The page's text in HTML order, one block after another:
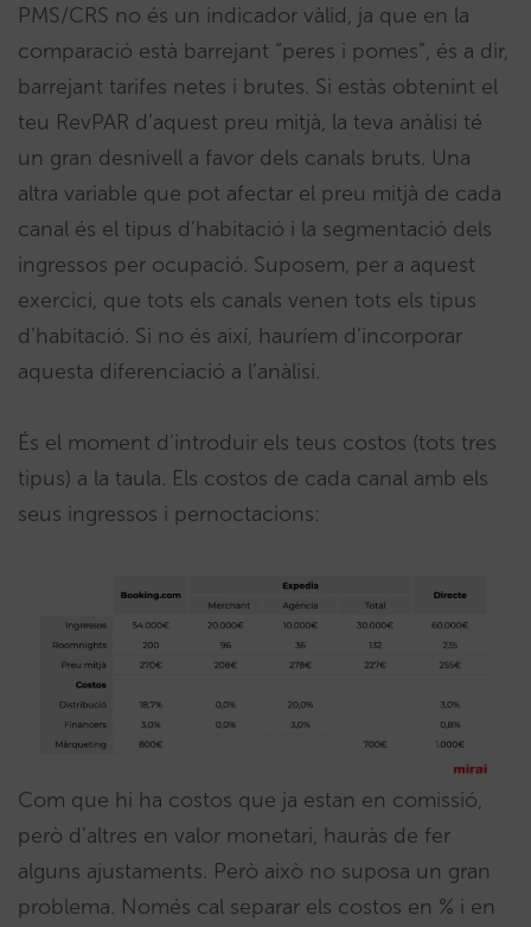
PMS/CRS no és un indicador vàlid, ja que en la
comparació està barrejant “peres i pomes”, és a dir,
barrejant tarifes netes i brutes. Si estàs obtenint el
teu RevPAR d’aquest preu mitjà, la teva anàlisi té
un gran desnivell a favor dels canals bruts. Una
altra variable que pot afectar el preu mitjà de cada
canal és el tipus d’habitació i la segmentació dels
ingressos per ocupació. Suposem, per a aquest
exercici, que tots els canals venen tots els tipus
d’habitació. Si no és així, hauríem d’incorporar
aquesta diferenciació a l’anàlisi.
És el moment d’introduir els teus costos (tots tres
tipus) a la taula. Els costos de cada canal amb els
seus ingressos i pernoctacions:
Com que hi ha costos que ja estan en comissió,
però d’altres en valor monetari, hauràs de fer
alguns ajustaments. Però això no suposa un gran
problema. Només cal separar els costos en % i en